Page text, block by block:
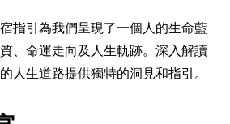
指引為我們呈現了一個人的生命藍
、命運走向及人生軌跡。深入解讀
人生道路提供獨特的洞見和指引。